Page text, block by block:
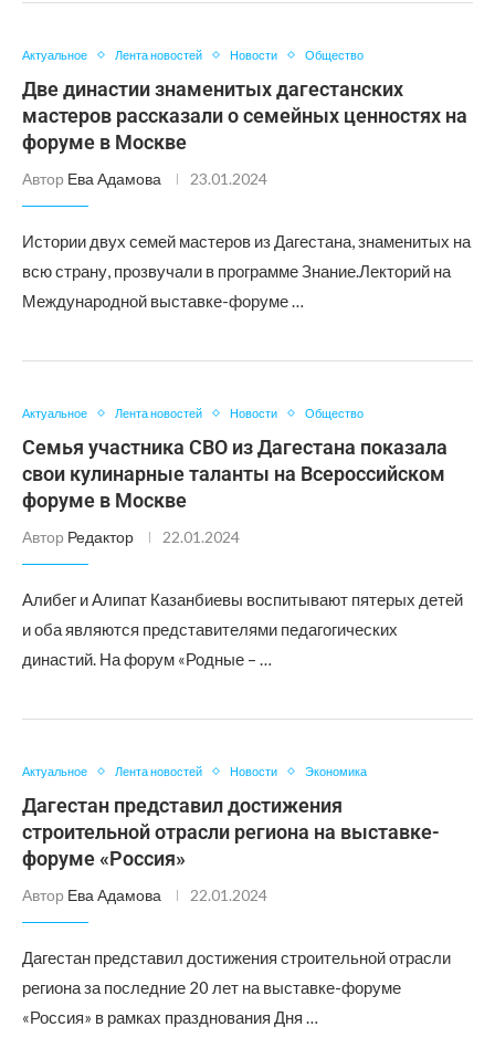
Актуальное Лента новостей Новости Общество
Две династии знаменитых дагестанских
мастеров рассказали о семейных ценностях на
форуме в Москве
Автор Ева Адамова 23.01.2024
Истории двух семей мастеров из Дагестана, знаменитых на
всю страну, прозвучали в программе Знание.Лекторий на
Международной выставке-форуме …
Актуальное Лента новостей Новости Общество
Семья участника СВО из Дагестана показала
свои кулинарные таланты на Всероссийском
форуме в Москве
Автор Редактор 22.01.2024
Алибег и Алипат Казанбиевы воспитывают пятерых детей
и оба являются представителями педагогических
династий. На форум «Родные – …
Актуальное Лента новостей Новости Экономика
Дагестан представил достижения
строительной отрасли региона на выставке-
форуме «Россия»
Автор Ева Адамова 22.01.2024
Дагестан представил достижения строительной отрасли
региона за последние 20 лет на выставке-форуме
«Россия» в рамках празднования Дня …